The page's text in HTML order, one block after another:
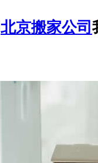
北京搬家公司